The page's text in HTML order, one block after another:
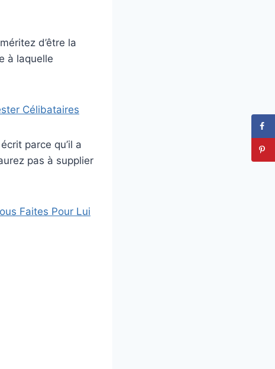
d’être la
à laquelle
Célibataires
parce qu’il a
pas à supplier
Faites Pour Lui